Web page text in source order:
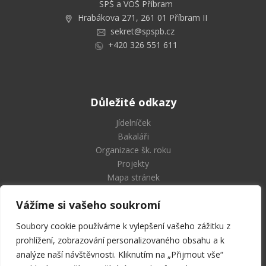
Vážíme si vašeho soukromí
Soubory cookie používáme k vylepšení vašeho zážitku z
prohlížení, zobrazování personalizovaného obsahu a k
analýze naší návštěvnosti. Kliknutím na „Přijmout vše“
SPŠ a VOŠ Příbram
Hrabákova 271, 261 01 Příbram II
sekret@spspb.cz
+420 326 551 611
Důležité odkazy
Jídelníček
Bakaláři
Organizace šk. roku
Projekty
Mapa stránek
Střední průmyslová škola
a Vyšší odborná škola Příbram